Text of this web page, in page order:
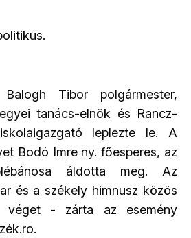
Tibor polgármester,
tanács-elnök és Rancz-
leplezte le. A
Bodó Imre ny. főesperes, az
áldotta meg. Az
és a székely himnusz közös
véget - zárta az esemény